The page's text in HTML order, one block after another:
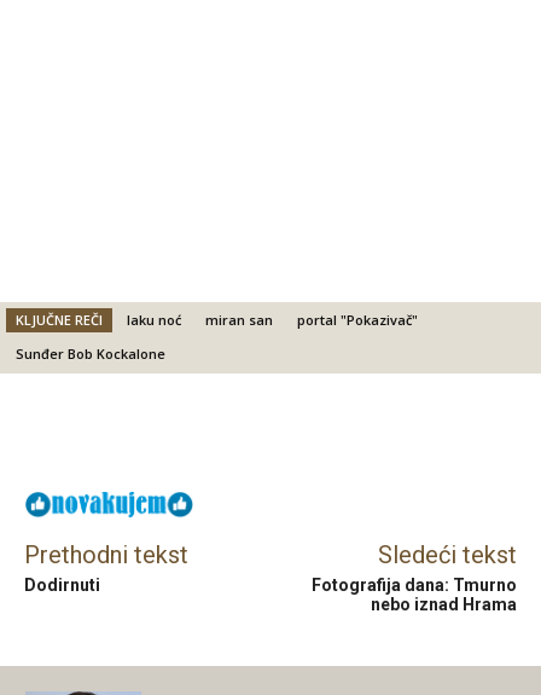
KLJUČNE REČI laku noć miran san
portal "Pokazivač"
Sunđer Bob Kockalone
Prethodni tekst
Dodirnuti
Sledeći tekst
Fotografija dana: Tmurno
nebo iznad Hrama